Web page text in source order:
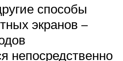
способы
экранов –
непосредственно